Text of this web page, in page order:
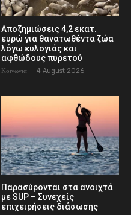
Αποζημιώσεις 4,2 εκατ.
ευρώ για θανατωθέντα ζώα
λόγω ευλογιάς και
αφθώδους πυρετού
Κοινωνια 4 August 2026
Παρασύρονται στα ανοιχτά
με SUP – Συνεχείς
επιχειρήσεις διάσωσης